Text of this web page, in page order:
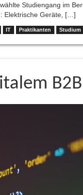
Studiengang im
Elektrische Geräte, […]
IT Praktikanten Studium